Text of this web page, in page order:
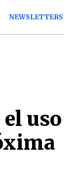
NEWSLETTERS
el uso